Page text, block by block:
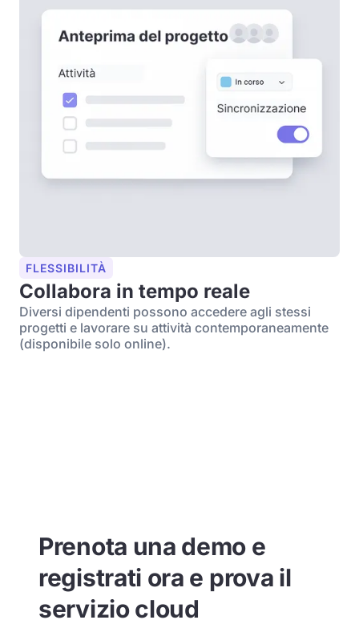
FLESSIBILITÀ
Collabora in tempo reale
Diversi dipendenti possono accedere agli stessi
progetti e lavorare su attività contemporaneamente
(disponibile solo online).
Prenota una demo e
registrati ora e prova il
servizio cloud